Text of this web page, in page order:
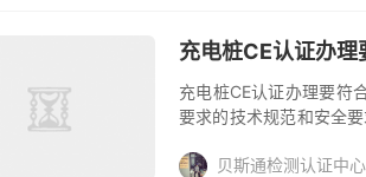
充电桩CE认证办理
充电桩CE认证办理要符
要求的技术规范和安全
容性...贝斯通检测认证中心